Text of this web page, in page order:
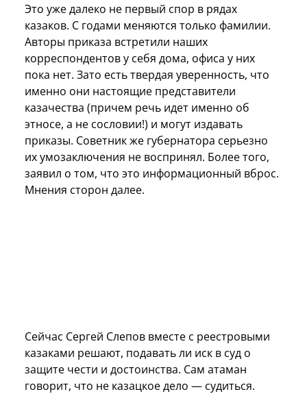
Это уже далеко не первый спор в рядах
казаков. С годами меняются только фамилии.
Авторы приказа встретили наших
корреспондентов у себя дома, офиса у них
пока нет. Зато есть твердая уверенность, что
именно они настоящие представители
казачества (причем речь идет именно об
этносе, а не сословии!) и могут издавать
приказы. Советник же губернатора серьезно
их умозаключения не воспринял. Более того,
заявил о том, что это информационный вброс.
Мнения сторон далее.
Сейчас Сергей Слепов вместе с реестровыми
казаками решают, подавать ли иск в суд о
защите чести и достоинства. Сам атаман
говорит, что не казацкое дело — судиться.